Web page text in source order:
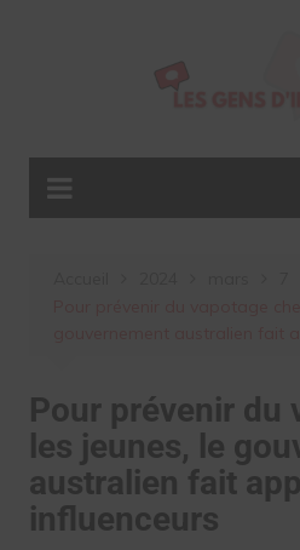
Pour prévenir du
les jeunes, le
australien fait
influenceurs